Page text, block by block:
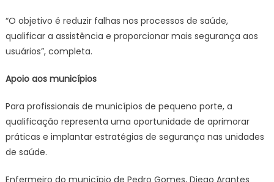
“O objetivo é reduzir falhas nos processos de saúde,
qualificar a assistência e proporcionar mais segurança aos
usuários”, completa.
Apoio aos municípios
Para profissionais de municípios de pequeno porte, a
qualificação representa uma oportunidade de aprimorar
práticas e implantar estratégias de segurança nas unidades
de saúde.
Enfermeiro do município de Pedro Gomes, Diego Arantes